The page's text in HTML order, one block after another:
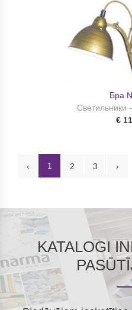
Бра
Светильники
€
‹ 1 2 3 ›
KATALOGI